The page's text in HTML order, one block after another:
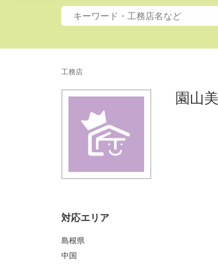
工務店
園山
対応エリア
島根県
中国